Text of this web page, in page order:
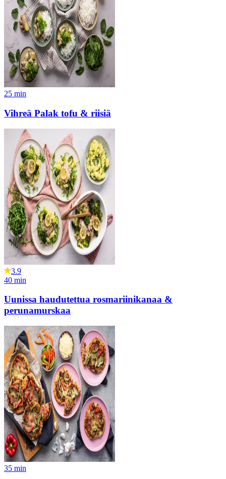
25 min
Vihreä Palak tofu & riisiä
3.9
40 min
Uunissa haudutettua rosmariinikanaa &
perunamurskaa
35 min